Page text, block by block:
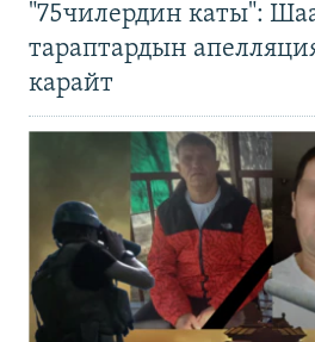
"75чилердин каты":
тараптардын
карайт